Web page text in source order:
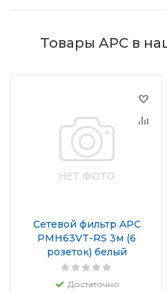
Товары APC в
Сетевой фильтр APC
PMH63VT-RS 3м (6
розеток) белый
Достаточно